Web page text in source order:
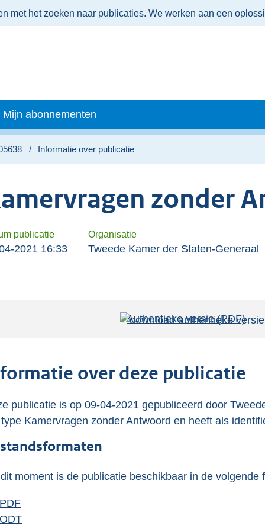
met het zoeken naar publicaties. We werken aan een
Mijn abonnementen
Informatie over publicatie
zonder
publicatie Organisatie
2021 16:33 Tweede Kamer der Staten-Generaal
Authentieke versie (PDF)b
o
over deze publicatie
publicatie is op 09-04-2021 gepubliceerd door
type Kamervragen zonder Antwoord en heeft als
moment is de publicatie beschikbaar in de volgende
D
o
PDF
e
D
ODT